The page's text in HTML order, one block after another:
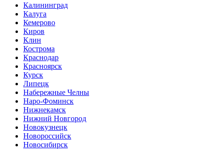
Калининград
Калуга
Кемерово
Киров
Клин
Кострома
Краснодар
Красноярск
Курск
Липецк
Набережные Челны
Наро-Фоминск
Нижнекамск
Нижний Новгород
Новокузнецк
Новороссийск
Новосибирск